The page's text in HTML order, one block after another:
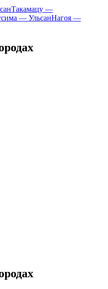
Такамацу —
— УльсанНагоя —